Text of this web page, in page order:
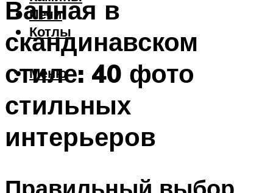
Печи
Котлы
Меню
Ванная в
скандинавском
стиле: 40 фото
стильных
интерьеров